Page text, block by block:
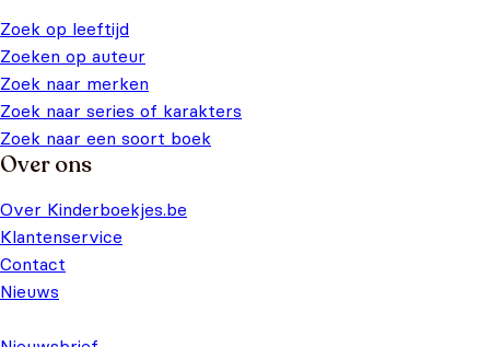
Zoek op leeftijd
Zoeken op auteur
Zoek naar merken
Zoek naar series of karakters
Zoek naar een soort boek
Over ons
Over Kinderboekjes.be
Klantenservice
Contact
Nieuws